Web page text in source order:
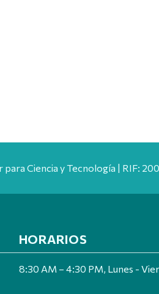
Ciencia y Tecnología | RIF:
HORARIOS
8:30 AM – 4:30 PM, Lunes -